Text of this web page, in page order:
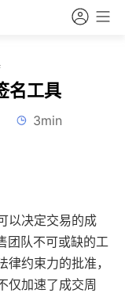
名工具
3min
以决定交易的成
团队不可或缺的工
约束力的批准，
仅加速了成交周